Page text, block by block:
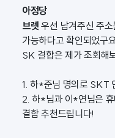
아정당
브렛 우선 남겨주신 주
가능하다고 확인되었구
SK 결합은 제가 조회해
1. 하*준님 명의로 SKT
2. 하*님과 이*연님은
결합 추천드립니다!